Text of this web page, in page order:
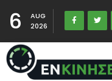
6
AUG
2026